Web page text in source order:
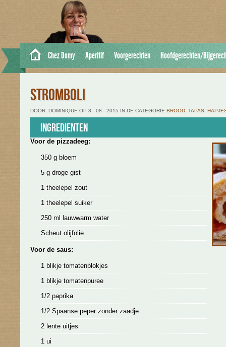
Chez Domy Aperitif Voorgerechten Hoofdgerechten/
STROMBOLI
DOOR: DOMINIQUE OP 3 - 08 - 2015 IN DE CATEGORIE BROOD TAPAS,
Ingredienten
Voor de pizzadeeg:
350 g bloem
5 g droge gist
1 theelepel zout
1 theelepel suiker
250 ml lauwwarm water
Scheut olijfolie
Voor de saus:
1 blikje tomatenblokjes
1 blikje tomatenpuree
1/2 paprika
1/2 Spaanse peper zonder zaadje
2 lente uitjes
1 ui